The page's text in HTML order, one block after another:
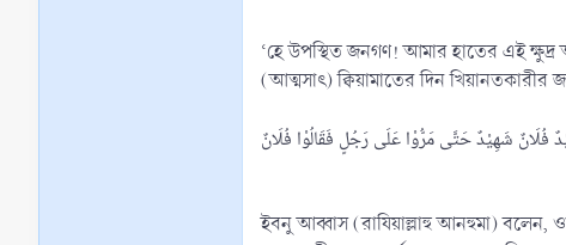
‘হে উপস্থিত জনগণ! আমার হাতের এই
(আত্মসাৎ) ক্বিয়ামাতের দিন
فُلَانٌ شَهِيْدٌ حَتَّى مَرُّوْا عَلَى رَجُلٍ فَقَالُوْا فُلَانٌ
ইবনু আব্বাস (রাযিয়াল্লাহু আনহুমা) বলেন,